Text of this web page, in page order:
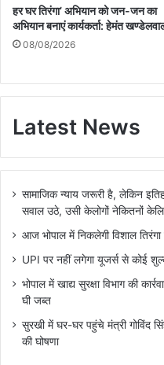
हर घर तिरंगा’ अभियान को जन-जन का
अभियान बनाएं कार्यकर्ता: हेमंत
08/08/2026
Latest News
सामाजिक न्याय जरूरी है, लेकिन
सवाल उठे, उसी केलोगों नेकितनों
आज भोपाल में निकलेगी विशाल
UPI पर नहीं लगेगा यूजर्स से कोई
भोपाल में खाद्य सुरक्षा विभाग की
घी जब्त
सुरखी में घर-घर पहुंचे मंत्री गोविंद
की घोषणा